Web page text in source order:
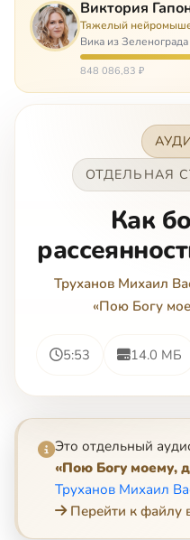
Виктория
Тяжелый
Вика из
будучи в
привыкать к
848 086,83 ₽
ОТДЕЛЬНАЯ
Как
Труханов Михаил
«Пою Богу
5:53 14.0 МБ
Это отдельный
«Пою Богу моему,
Труханов Михаил
Перейти к файлу